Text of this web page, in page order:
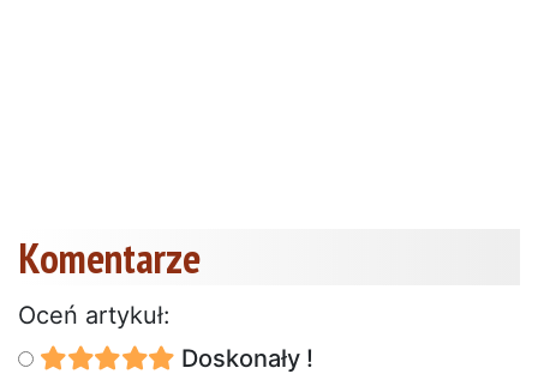
Komentarze
Oceń artykuł:
Doskonały !